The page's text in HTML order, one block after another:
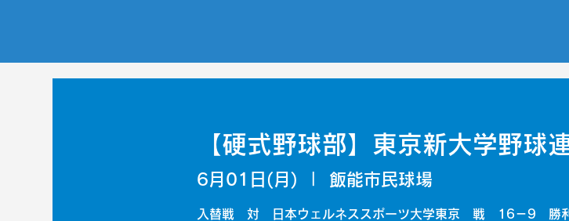
【硬式野球部】東京新大学野球
6月01日(月) 飯能市民球場
入替戦 対 日本ウェルネススポーツ大学東京 戦 16－9 勝利